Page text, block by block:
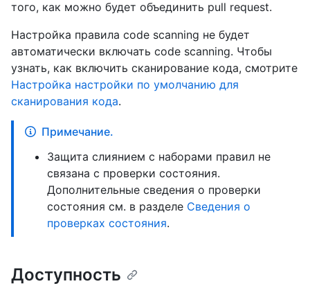
того, как можно будет объединить pull request.
Настройка правила code scanning не будет
автоматически включать code scanning. Чтобы
узнать, как включить сканирование кода, смотрите
Настройка настройки по умолчанию для
сканирования кода.
Примечание.
Защита слиянием с наборами правил не
связана с проверки состояния.
Дополнительные сведения о проверки
состояния см. в разделе Сведения о
проверках состояния.
Доступность